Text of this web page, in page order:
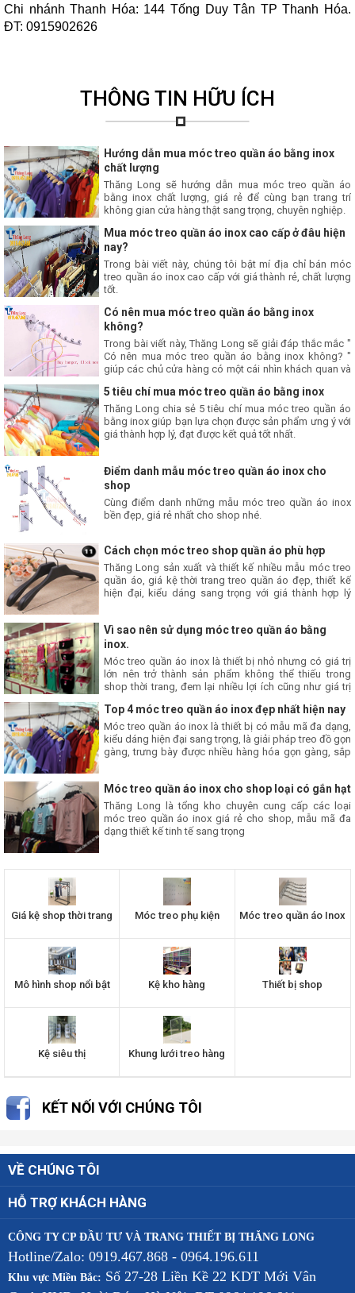
Chi nhánh Thanh Hóa: 144 Tống Duy Tân TP Thanh Hóa.
ĐT: 0915902626
THÔNG TIN HỮU ÍCH
Hướng dẫn mua móc treo quần áo bằng inox
chất lượng
Thăng Long sẽ hướng dẫn mua móc treo quần áo
bằng inox chất lượng, giá rẻ để cùng bạn trang trí
không gian cửa hàng thật sang trọng, chuyên nghiệp.
Mua móc treo quần áo inox cao cấp ở đâu hiện
nay?
Trong bài viết này, chúng tôi bật mí địa chỉ bán móc
treo quần áo inox cao cấp với giá thành rẻ, chất lượng
tốt.
Có nên mua móc treo quần áo bằng inox
không?
Trong bài viết này, Thăng Long sẽ giải đáp thắc mắc "
Có nên mua móc treo quần áo bằng inox không? "
giúp các chủ cửa hàng có một cái nhìn khách quan và
5 tiêu chí mua móc treo quần áo bằng inox
Thăng Long chia sẻ 5 tiêu chí mua móc treo quần áo
bằng inox giúp bạn lựa chọn được sản phẩm ưng ý với
giá thành hợp lý, đạt được kết quả tốt nhất.
Điểm danh mẫu móc treo quần áo inox cho
shop
Cùng điểm danh những mẫu móc treo quần áo inox
bền đẹp, giá rẻ nhất cho shop nhé.
Cách chọn móc treo shop quần áo phù hợp
Thăng Long sản xuất và thiết kế nhiều mẫu móc treo
quần áo, giá kệ thời trang treo quần áo đẹp, thiết kế
hiện đại, kiểu dáng sang trọng với giá thành hợp lý
Vì sao nên sử dụng móc treo quần áo bằng
inox.
Móc treo quần áo inox là thiết bị nhỏ nhưng có giá trị
lớn nên trở thành sản phẩm không thể thiếu trong
shop thời trang, đem lại nhiều lợi ích cũng như giá trị
Top 4 móc treo quần áo inox đẹp nhất hiện nay
Móc treo quần áo inox là thiết bị có mẫu mã đa dạng,
kiểu dáng hiện đại sang trọng, là giải pháp treo đồ gọn
gàng, trưng bày được nhiều hàng hóa gọn gàng, sắp
Móc treo quần áo inox cho shop loại có gắn hạt
Thăng Long là tổng kho chuyên cung cấp các loại
móc treo quần áo inox giá rẻ cho shop, mẫu mã đa
dạng thiết kế tinh tế sang trọng
Giá kệ shop thời trang Móc treo phụ kiện Móc treo quần áo Inox
Mô hình shop nổi bật Kệ kho hàng Thiết bị shop
Kệ siêu thị Khung lưới treo hàng
KẾT NỐI VỚI CHÚNG TÔI
VỀ CHÚNG TÔI
HỖ TRỢ KHÁCH HÀNG
CÔNG TY CP ĐẦU TƯ VÀ TRANG THIẾT BỊ THĂNG LONG
Hotline/Zalo: 0919.467.868 - 0964.196.611
Khu vực Miền Bắc: Số 27-28 Liền Kề 22 KDT Mới Vân